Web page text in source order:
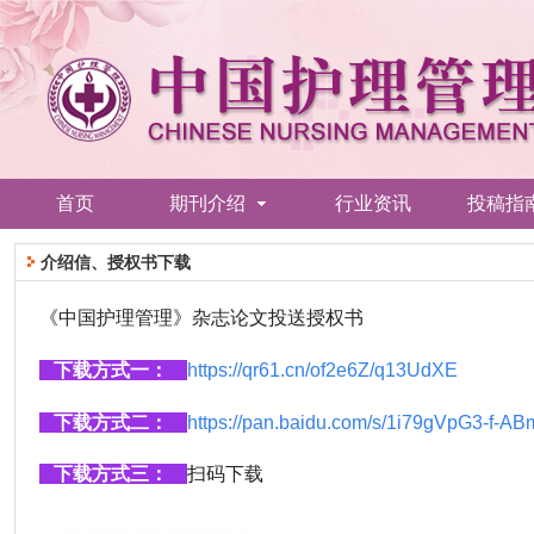
首页 期刊介绍 行业资讯 投稿指
介绍信、授权书下载
《中国护理管理》杂志论文投送授权书
下载方式一： https://qr61.cn/of2e6Z/q13UdXE
下载方式二： https://pan.baidu.com/s/1i79gVpG3-f-
下载方式三： 扫码下载